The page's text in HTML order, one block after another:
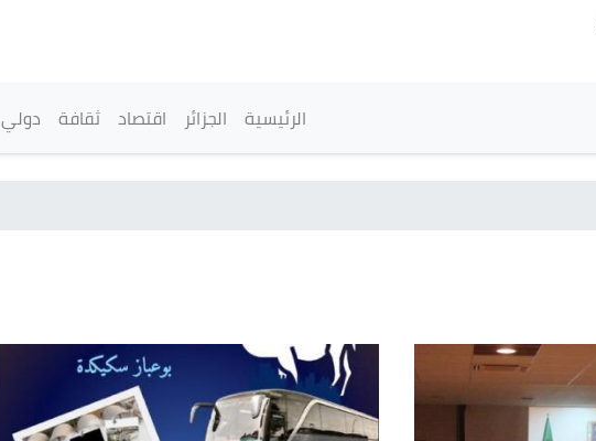
القائمة الرئيسية
الرئيسية الجزائر اقتصاد ثقافة دولي